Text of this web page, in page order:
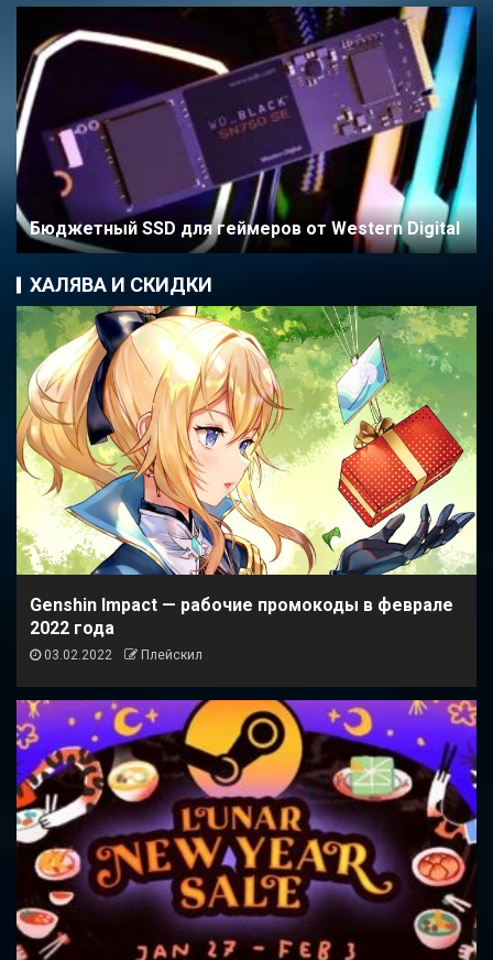
Бюджетный SSD для геймеров от Western Digital
ХАЛЯВА И СКИДКИ
Genshin Impact — рабочие промокоды в феврале
2022 года
03.02.2022 Плейскил